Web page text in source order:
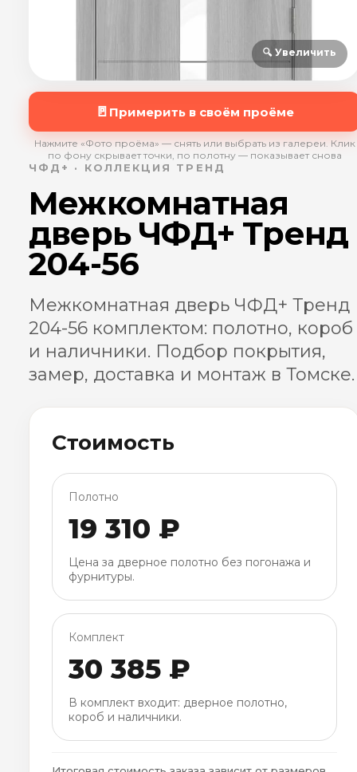
🔍 Увеличить
🚪 Примерить в своём проёме
Нажмите «Фото проёма» — снять или выбрать из галереи. Клик
по фону скрывает точки, по полотну — показывает снова
ЧФД+ · КОЛЛЕКЦИЯ ТРЕНД
Межкомнатная
дверь ЧФД+ Тренд
204-56
Межкомнатная дверь ЧФД+ Тренд
204-56 комплектом: полотно, короб
и наличники. Подбор покрытия,
замер, доставка и монтаж в Томске.
Стоимость
Полотно
19 310 ₽
Цена за дверное полотно без погонажа и
фурнитуры.
Комплект
30 385 ₽
В комплект входит: дверное полотно,
короб и наличники.